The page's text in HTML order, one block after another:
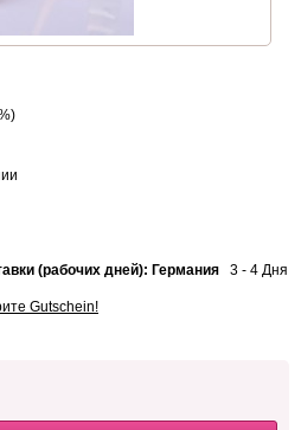
(рабочих дней): Германия 3 - 4 Дня
Gutschein!